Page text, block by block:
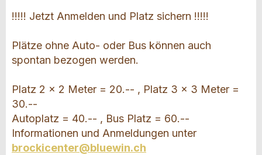
!!!!! Jetzt Anmelden und Platz sichern !!!!!
Plätze ohne Auto- oder Bus können auch
spontan bezogen werden.
Platz 2 x 2 Meter = 20.-- , Platz 3 x 3 Meter =
30.--
Autoplatz = 40.-- , Bus Platz = 60.--
Informationen und Anmeldungen unter
brockicenter@bluewin.ch